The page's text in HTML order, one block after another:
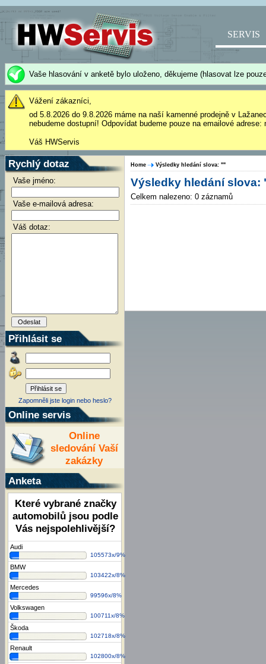
SERVIS
Vaše hlasování v anketě bylo uloženo, děkujeme (hlasovat lze
Vážení zákazníci,
od 5.8.2026 do 9.8.2026 máme na naší kamenné prodejně v
nebudeme dostupní! Odpovídat budeme pouze na emailové
Váš HWServis
Rychlý dotaz
Vaše jméno:
Vaše e-mailová adresa:
Váš dotaz:
Přihlásit se
Zapomněli jste login nebo heslo?
Online servis
Online
sledování Vaší
zakázky
Anketa
Které vybrané značky
automobilů jsou podle
Vás nejspolehlivější?
Audi
105573x/9%
BMW
103422x/8%
Mercedes
99596x/8%
Volkswagen
100711x/8%
Škoda
102718x/8%
Renault
102800x/8%
Home Výsledky hledání slova: ""
Výsledky hledání slova:
Celkem nalezeno: 0 záznamů